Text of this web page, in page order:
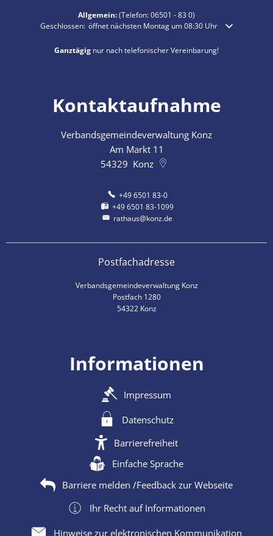
Allgemein:(Telefon:06501 - 83 0)
Klicken, um weitere Öffnungs- oder Schließzeiten auszublenden
Geschlossen: öffnet nächsten Montag um 08:30 Uhr
Ganztägig nur nach telefonischer Vereinbarung!
Kontaktaufnahme
Verbandsgemeindeverwaltung Konz
Am Markt 11
54329 Konz
+49 6501 83-0
+49 6501 83-1099
rathaus@konz.de
Postfachadresse
Verbandsgemeindeverwaltung Konz
Postfach 1280
54322 Konz
Informationen
Impressum
Datenschutz
Barrierefreiheit
Einfache Sprache
Barriere melden /Feedback zur Webseite
Ihr Recht auf Informationen
Hinweise zur elektronischen Kommunikation